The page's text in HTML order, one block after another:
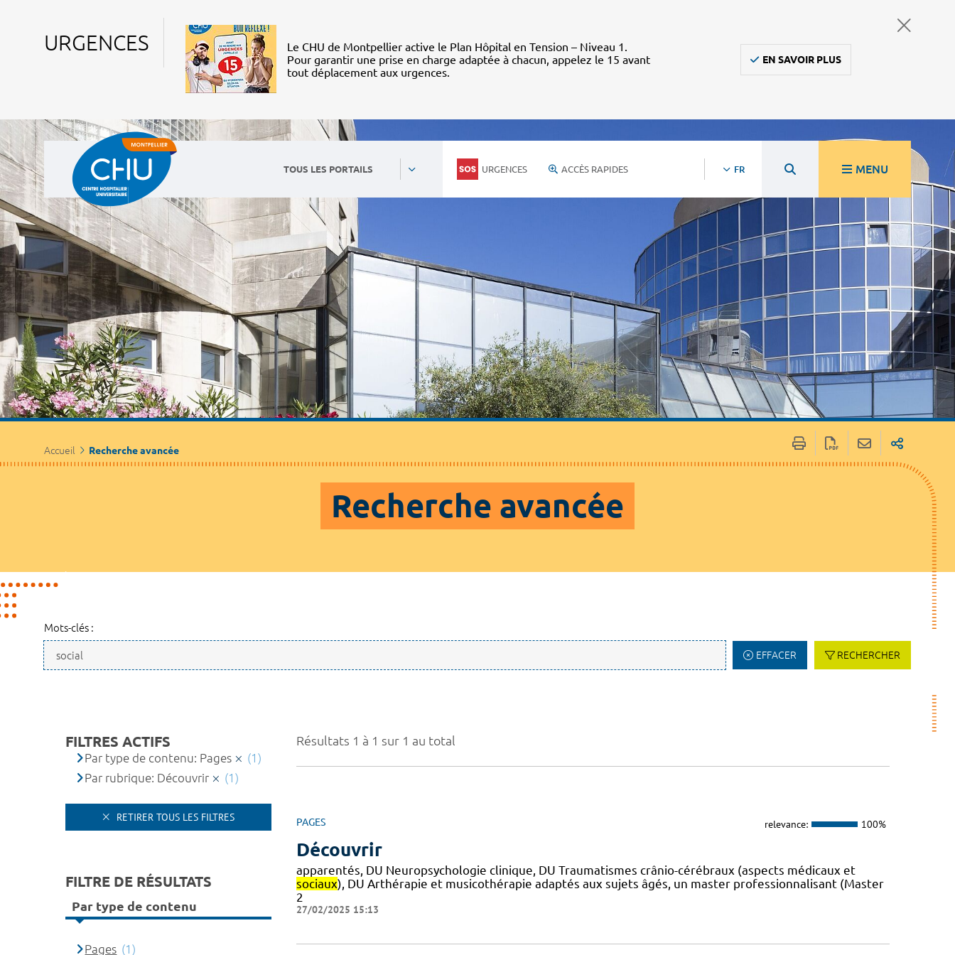
URGENCES
Le CHU de Montpellier active le Plan Hôpital en Tension – Niveau 1.
Pour garantir une prise en charge adaptée à chacun, appelez le 15 avant
tout déplacement aux urgences.
EN SAVOIR PLUS
TOUS LES PORTAILS URGENCES ACCÈS RAPIDES FR MENU
Accueil Recherche avancée
Recherche avancée
Mots-clés :
EFFACER RECHERCHER
Résultats 1 à 1 sur 1 au total
PAGES relevance: 100%
Découvrir
apparentés, DU Neuropsychologie clinique, DU Traumatismes crânio-cérébraux (aspects médicaux et
sociaux), DU Arthérapie et musicothérapie adaptés aux sujets âgés, un master professionnalisant (Master
2
27/02/2025 15:13
FILTRES ACTIFS
Par type de contenu: Pages
(1)
Par rubrique: Découvrir
(1)
RETIRER TOUS LES FILTRES
FILTRE DE RÉSULTATS
Par type de contenu
Pages (1)